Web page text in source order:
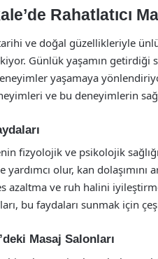
Rahatlatıcı
ve doğal güzellikleriyle ünlü
Günlük yaşamın getirdiği
yaşamaya
ve bu deneyimlerin
fizyolojik ve psikolojik
yardımcı olur, kan
azaltma ve ruh halini
bu faydaları sunmak için
Masaj Salonları